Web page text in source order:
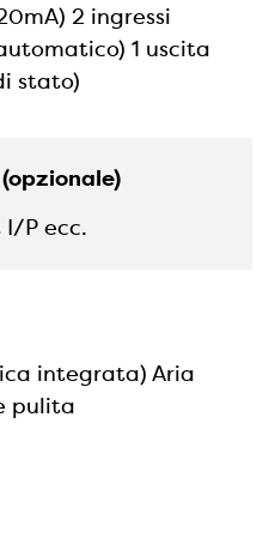
2 ingressi
1 uscita
stato)
I/P ecc.
integrata) Aria
pulita